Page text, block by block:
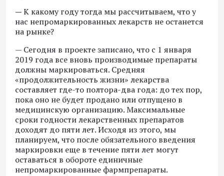
—К какому году тогда мы рассчитываем, что у
нас непромаркированных лекарств не останется
на рынке?
— Сегодня в проекте записано, что с 1 января
2019 года все вновь производимые препараты
должны маркироваться. Средняя
«продолжительность жизни» лекарства
составляет где-то полтора-два года: до тех пор,
пока оно не будет продано или отпущено в
медицинскую организацию. Максимальные
сроки годности лекарственных препаратов
доходят до пяти лет. Исходя из этого, мы
планируем, что после обязательного введения
маркировки еще в течение пяти лет могут
оставаться в обороте единичные
непромаркированные фармпрепараты.